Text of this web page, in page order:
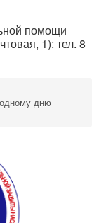
помощи
1): тел. 8
дню